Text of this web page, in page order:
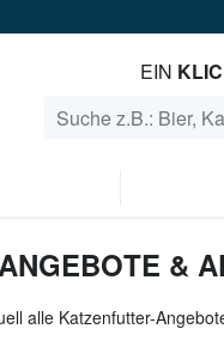
EIN
&
alle Katzenfutter-